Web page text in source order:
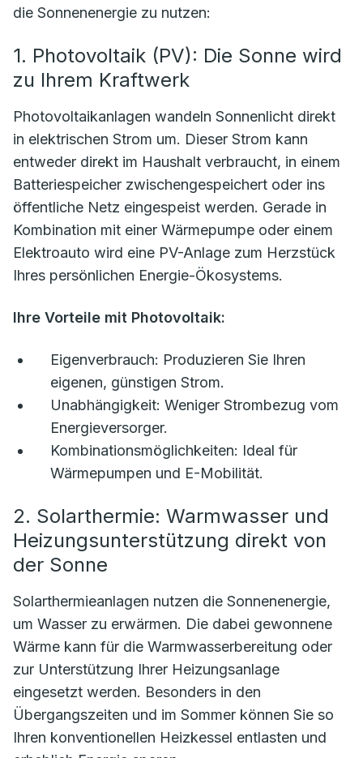
die Sonnenenergie zu nutzen:
1. Photovoltaik (PV): Die Sonne wird
zu Ihrem Kraftwerk
Photovoltaikanlagen wandeln Sonnenlicht direkt
in elektrischen Strom um. Dieser Strom kann
entweder direkt im Haushalt verbraucht, in einem
Batteriespeicher zwischengespeichert oder ins
öffentliche Netz eingespeist werden. Gerade in
Kombination mit einer Wärmepumpe oder einem
Elektroauto wird eine PV-Anlage zum Herzstück
Ihres persönlichen Energie-Ökosystems.
Ihre Vorteile mit Photovoltaik:
Eigenverbrauch: Produzieren Sie Ihren
eigenen, günstigen Strom.
Unabhängigkeit: Weniger Strombezug vom
Energieversorger.
Kombinationsmöglichkeiten: Ideal für
Wärmepumpen und E-Mobilität.
2. Solarthermie: Warmwasser und
Heizungsunterstützung direkt von
der Sonne
Solarthermieanlagen nutzen die Sonnenenergie,
um Wasser zu erwärmen. Die dabei gewonnene
Wärme kann für die Warmwasserbereitung oder
zur Unterstützung Ihrer Heizungsanlage
eingesetzt werden. Besonders in den
Übergangszeiten und im Sommer können Sie so
Ihren konventionellen Heizkessel entlasten und